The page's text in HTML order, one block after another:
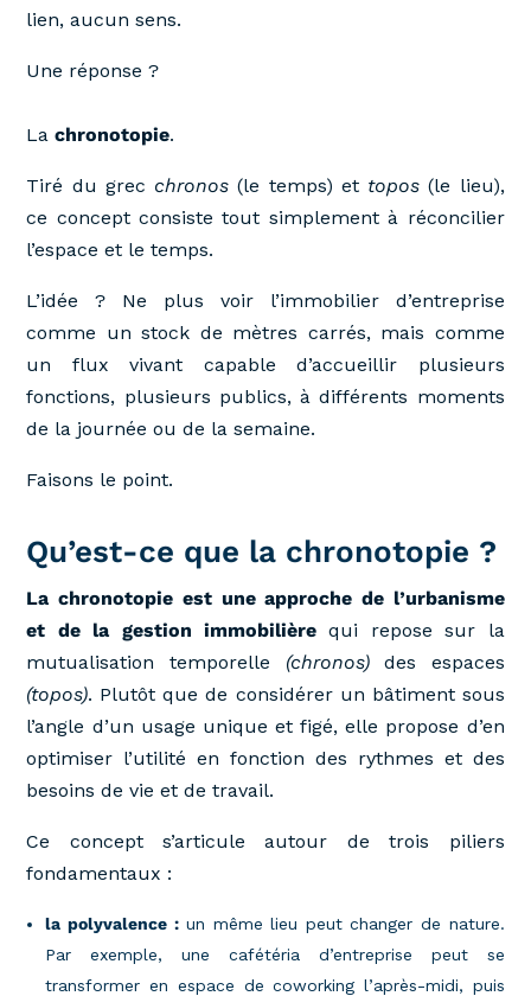
lien, aucun sens.
Une réponse ?
Lachronotopie.
Tiré du grec chronos (le temps) et topos (le lieu),
ce concept consiste tout simplement à réconcilier
l’espace et le temps.
L’idée ? Ne plus voir l’immobilier d’entreprise
comme un stock de mètres carrés, mais comme
un flux vivant capable d’accueillir plusieurs
fonctions, plusieurs publics, à différents moments
de la journée ou de la semaine.
Faisons le point.
Qu’est-ce que la chronotopie ?
La chronotopie est une approche de l’urbanisme
et de la gestion immobilière qui repose sur la
mutualisation temporelle (chronos)des espaces
(topos). Plutôt que de considérer un bâtiment sous
l’angle d’un usage unique et figé, elle propose d’en
optimiser l’utilité en fonction des rythmes et des
besoins de vie et de travail.
Ce concept s’articule autour de trois piliers
fondamentaux :
la polyvalence :un même lieu peut changer de nature.
Par exemple, une cafétéria d’entreprise peut se
transformer en espace de coworking l’après-midi, puis